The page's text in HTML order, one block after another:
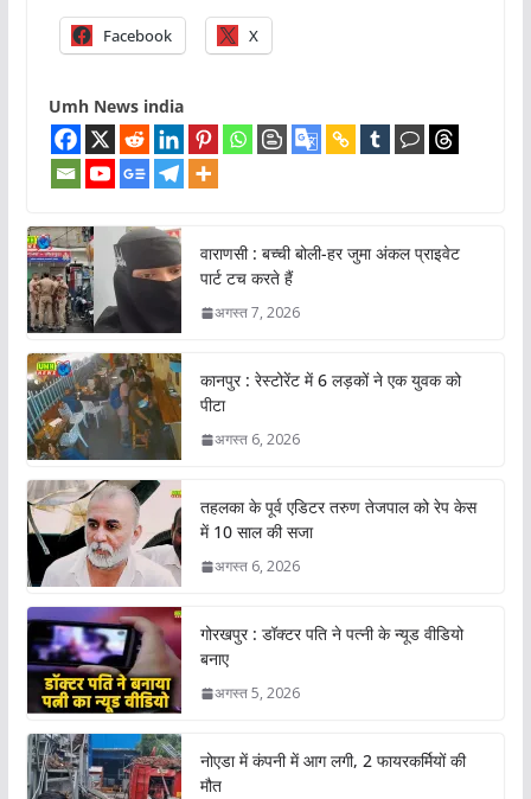
Facebook X
Umh News india
वाराणसी : बच्ची बोली-हर जुमा अंकल प्राइवेट
पार्ट टच करते हैं
अगस्त 7, 2026
कानपुर : रेस्टोरेंट में 6 लड़कों ने एक युवक को
पीटा
अगस्त 6, 2026
तहलका के पूर्व एडिटर तरुण तेजपाल को रेप केस
में 10 साल की सजा
अगस्त 6, 2026
गोरखपुर : डॉक्टर पति ने पत्नी के न्यूड वीडियो
बनाए
अगस्त 5, 2026
नोएडा में कंपनी में आग लगी, 2 फायरकर्मियों की
मौत